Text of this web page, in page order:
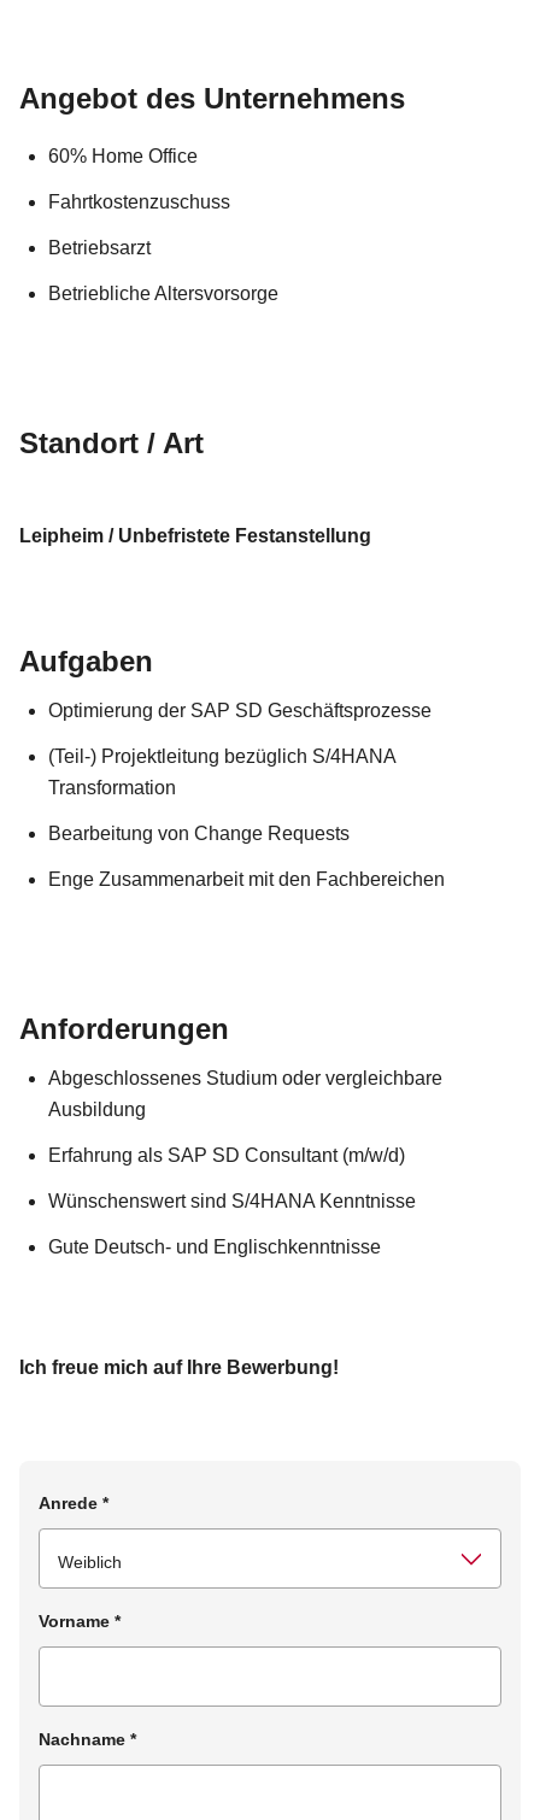
Angebot des Unternehmens
60% Home Office
Fahrtkostenzuschuss
Betriebsarzt
Betriebliche Altersvorsorge
Standort / Art
Leipheim / Unbefristete Festanstellung
Aufgaben
Optimierung der SAP SD Geschäftsprozesse
(Teil-) Projektleitung bezüglich S/4HANA
Transformation
Bearbeitung von Change Requests
Enge Zusammenarbeit mit den Fachbereichen
Anforderungen
Abgeschlossenes Studium oder vergleichbare
Ausbildung
Erfahrung als SAP SD Consultant (m/w/d)
Wünschenswert sind S/4HANA Kenntnisse
Gute Deutsch- und Englischkenntnisse
Ich freue mich auf Ihre Bewerbung!
Anrede *
Vorname *
Nachname *